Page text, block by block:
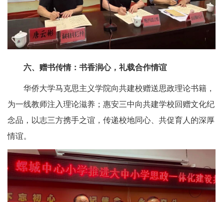
六、赠书传情：书香润心，礼载合作情谊
华侨大学马克思主义学院向共建校赠送思政理论书籍，
为一线教师注入理论滋养；惠安三中向共建学校回赠文化纪
念品，以志三方携手之谊，传递校地同心、共促育人的深厚
情谊。